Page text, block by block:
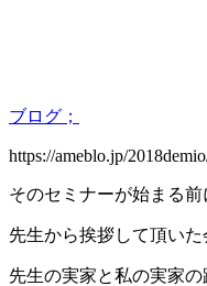
ブログ；
https://ameblo.jp/
そのセミナーが始まる前
先生から挨拶して頂いた
先生の実家と私の実家の